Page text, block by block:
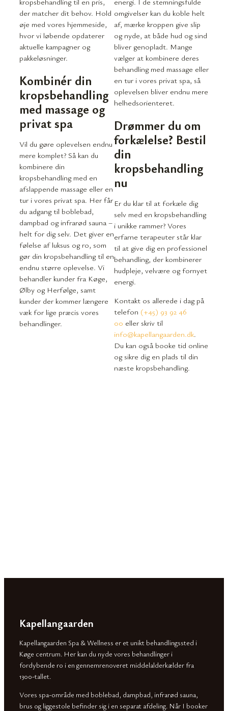
der matcher dit behov. Hold
øje med vores hjemmeside,
hvor vi løbende opdaterer
aktuelle kampagner og
pakkeløsninger.
Kombinér din
kropsbehandling
med massage og
privat spa
Vil du gøre oplevelsen endnu
mere komplet? Så kan du
kombinere din
kropsbehandling med en
afslappende massage eller en
tur i vores privat spa. Her får
du adgang til boblebad,
dampbad og infrarød sauna –
helt for dig selv. Det giver en
følelse af luksus og ro, som
gør din kropsbehandling til en
endnu større oplevelse. Vi
behandler kunder fra Køge,
Ølby og Herfølge, samt
kunder der kommer længere
væk for lige præcis vores
behandlinger.
omgivelser kan du koble helt
af, mærke kroppen give slip
og nyde, at både hud og sind
bliver genopladt. Mange
vælger at kombinere deres
behandling med massage eller
en tur i vores privat spa, så
oplevelsen bliver endnu mere
helhedsorienteret.
Drømmer du om
forkælelse? Bestil
din
kropsbehandling
nu
Er du klar til at forkæle dig
selv med en kropsbehandling
i unikke rammer? Vores
erfarne terapeuter står klar
til at give dig en professionel
behandling, der kombinerer
hudpleje, velvære og fornyet
energi.
Kontakt os allerede i dag på
telefon (+45) 93 92 46
00 eller skriv til
info@kapellangaarden.dk.
Du kan også booke tid online
og sikre dig en plads til din
næste kropsbehandling.
Kapellangaarden
Kapellangaarden Spa & Wellness er et unikt behandlingssted i
Køge centrum. Her kan du nyde vores behandlinger i
fordybende ro i en gennemrenoveret middelalderkælder fra
1300-tallet.
Vores spa-område med boblebad, dampbad, infrarød sauna,
brus og liggestole befinder sig i en separat afdeling. Når I booker